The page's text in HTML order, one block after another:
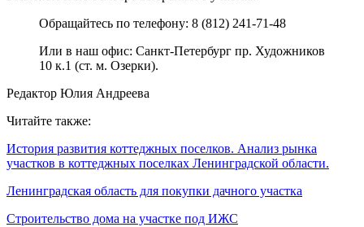
Обращайтесь по телефону: 8 (812) 241-71-48
Или в наш офис: Санкт-Петербург пр. Художников
10 к.1 (ст. м. Озерки).
Редактор Юлия Андреева
Читайте также:
История развития коттеджных поселков. Анализ рынка
участков в коттеджных поселках Ленинградской области.
Ленинградская область для покупки дачного участка
Строительство дома на участке под ИЖС